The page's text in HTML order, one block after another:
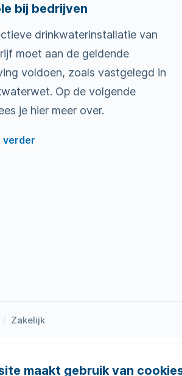
maakt gebruik van
bij bedrijven
drinkwaterinstallatie van
moet aan de geldende
voldoen, zoals vastgelegd in
Op de volgende
je hier meer over.
verder
Zakelijk